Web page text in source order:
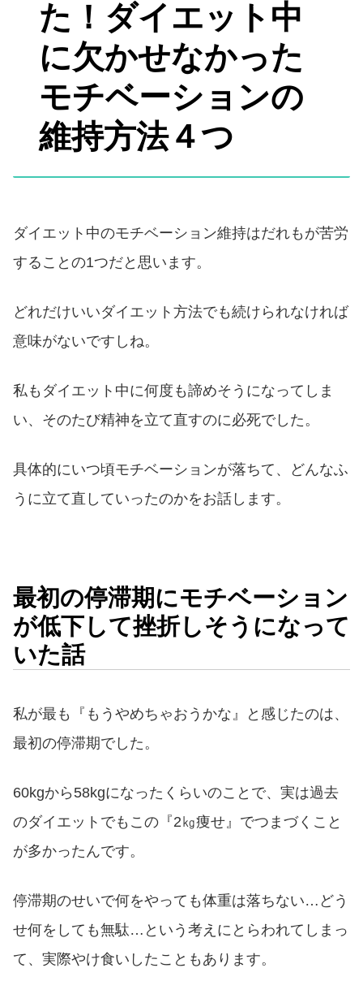
た！ダイエット中
に欠かせなかった
モチベーションの
維持方法４つ
ダイエット中のモチベーション維持はだれもが苦労
することの1つだと思います。
どれだけいいダイエット方法でも続けられなければ
意味がないですしね。
私もダイエット中に何度も諦めそうになってしま
い、そのたび精神を立て直すのに必死でした。
具体的にいつ頃モチベーションが落ちて、どんなふ
うに立て直していったのかをお話します。
最初の停滞期にモチベーション
が低下して挫折しそうになって
いた話
私が最も『もうやめちゃおうかな』と感じたのは、
最初の停滞期でした。
60kgから58kgになったくらいのことで、実は過去
のダイエットでもこの『2㎏痩せ』でつまづくこと
が多かったんです。
停滞期のせいで何をやっても体重は落ちない…どう
せ何をしても無駄…という考えにとらわれてしまっ
て、実際やけ食いしたこともあります。